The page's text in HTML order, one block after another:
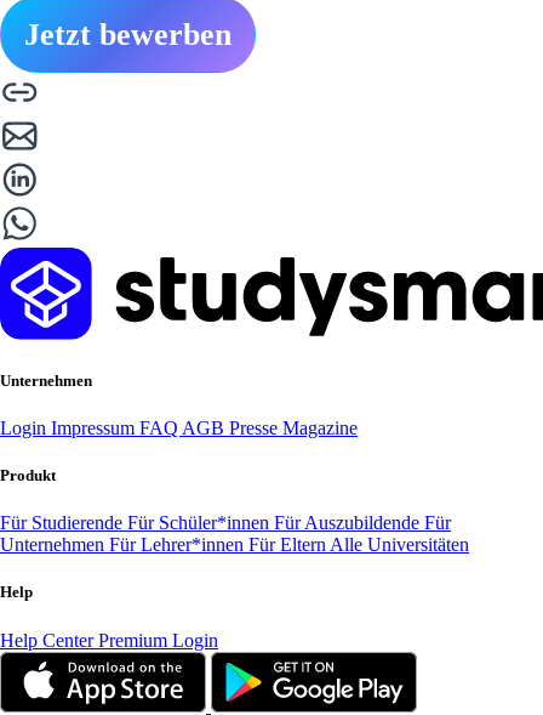
Jetzt bewerben
Unternehmen
Login Impressum FAQ AGB Presse Magazine
Produkt
Für Studierende Für Schüler*innen Für Auszubildende Für
Unternehmen Für Lehrer*innen Für Eltern Alle Universitäten
Help
Help CenterPremium Login